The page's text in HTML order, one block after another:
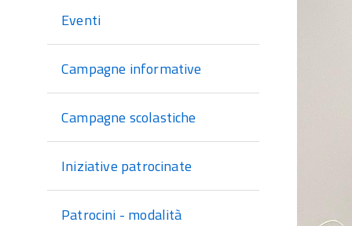
Eventi
Campagne informative
Campagne scolastiche
Iniziative patrocinate
Patrocini - modalità